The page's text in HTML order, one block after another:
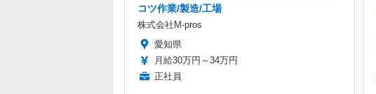
コツ作業/製造/工場
株式会社M-pros
愛知県
月給30万円～34万円
正社員